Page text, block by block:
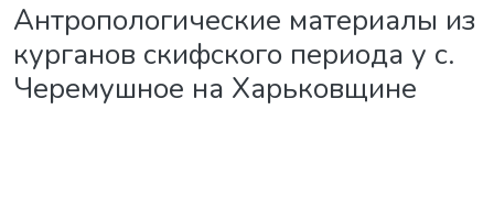
Антропологические материалы из
курганов скифского периода у с.
Черемушное на Харьковщине